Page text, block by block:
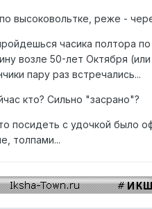
высоковольтке, реже -
часика полтора
возле 50-лет Октября
пару раз встречались...
кто? Сильно "засрано"?
посидеть с удочкой было
толпами...